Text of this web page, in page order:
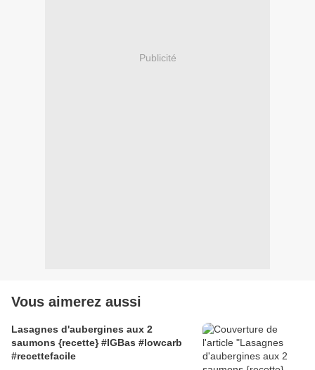
Publicité
Vous aimerez aussi
Lasagnes d'aubergines aux 2
saumons {recette} #IGBas #lowcarb
#recettefacile